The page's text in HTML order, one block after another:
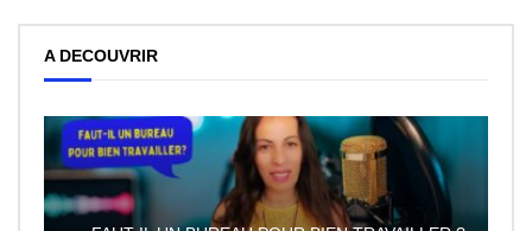
A DECOUVRIR